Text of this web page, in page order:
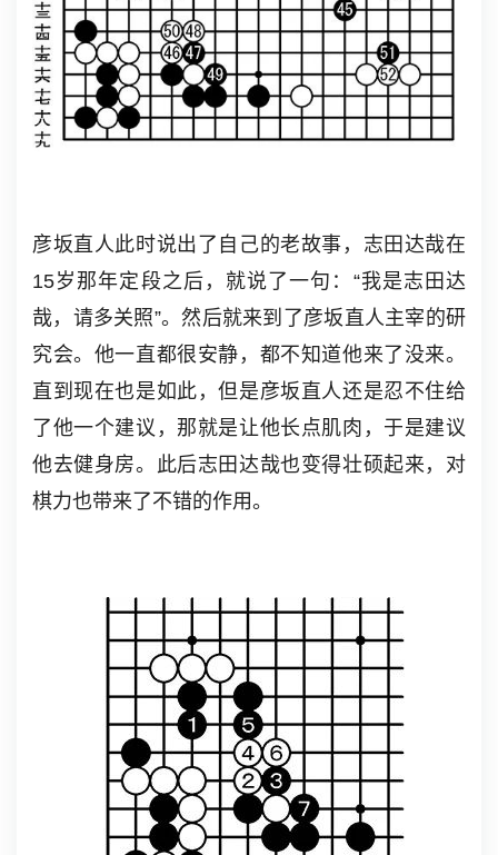
彦坂直人此时说出了自己的老故事，志田达哉在
15岁那年定段之后，就说了一句：“我是志田达
哉，请多关照”。然后就来到了彦坂直人主宰的研
究会。他一直都很安静，都不知道他来了没来。
直到现在也是如此，但是彦坂直人还是忍不住给
了他一个建议，那就是让他长点肌肉，于是建议
他去健身房。此后志田达哉也变得壮硕起来，对
棋力也带来了不错的作用。